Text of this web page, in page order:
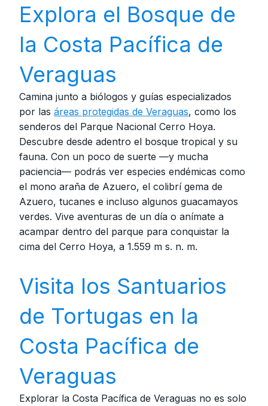
Explora el Bosque de
la Costa Pacífica de
Veraguas
Camina junto a biólogos y guías especializados
por las áreas protegidas de Veraguas, como los
senderos del Parque Nacional Cerro Hoya.
Descubre desde adentro el bosque tropical y su
fauna. Con un poco de suerte —y mucha
paciencia— podrás ver especies endémicas como
el mono araña de Azuero, el colibrí gema de
Azuero, tucanes e incluso algunos guacamayos
verdes. Vive aventuras de un día o anímate a
acampar dentro del parque para conquistar la
cima del Cerro Hoya, a 1.559 m s. n. m.
Visita los Santuarios
de Tortugas en la
Costa Pacífica de
Veraguas
Explorar la Costa Pacífica de Veraguas no es solo